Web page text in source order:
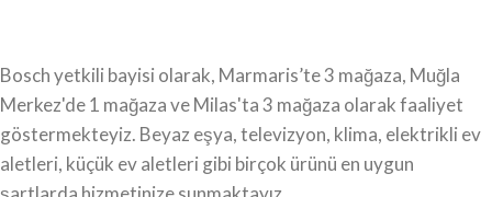
Bosch yetkili bayisi olarak, Marmaris’te 3 mağaza, Muğla
Merkez'de 1 mağaza ve Milas'ta 3 mağaza olarak faaliyet
göstermekteyiz. Beyaz eşya, televizyon, klima, elektrikli ev
aletleri, küçük ev aletleri gibi birçok ürünü en uygun